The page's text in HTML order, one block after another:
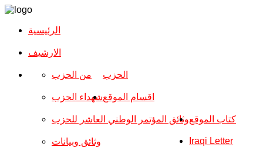
الرئيسية
الارشیف
الحزب من الحزب
شهداء الحزب
وثائق المؤتمر الوطني العاشر للحزب
وثائق وبيانات
اقسام الموقع
كتاب الموقع
Iraqi Letter